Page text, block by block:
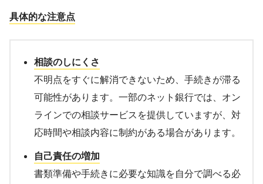
具体的な注意点
相談のしにくさ
不明点をすぐに解消できないため、手続きが滞る
可能性があります。一部のネット銀行では、オン
ラインでの相談サービスを提供していますが、対
応時間や相談内容に制約がある場合があります。
自己責任の増加
書類準備や手続きに必要な知識を自分で調べる必